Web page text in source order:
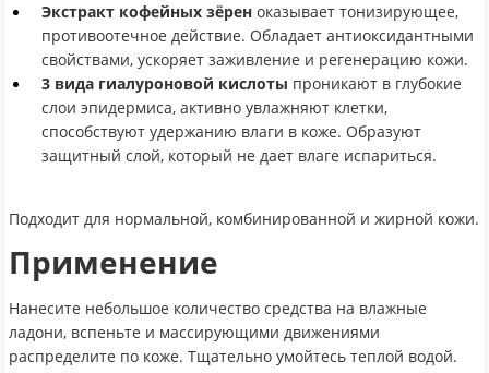
Экстракт кофейных зёрен оказывает тонизирующее,
противоотечное действие. Обладает антиоксидантными
свойствами, ускоряет заживление и регенерацию кожи.
3 вида гиалуроновой кислоты проникают в глубокие
слои эпидермиса, активно увлажняют клетки,
способствуют удержанию влаги в коже. Образуют
защитный слой, который не дает влаге испариться.
Подходит для нормальной, комбинированной и жирной кожи.
Применение
Нанесите небольшое количество средства на влажные
ладони, вспеньте и массирующими движениями
распределите по коже. Тщательно умойтесь теплой водой.